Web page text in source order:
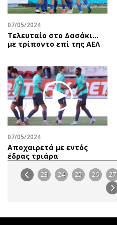
07/05/2024
Τελευταίο στο Δασάκι…
με τρίποντο επί της ΑΕΛ
07/05/2024
Αποχαιρετά με εντός
έδρας τριάρα
23 24 25 26 27